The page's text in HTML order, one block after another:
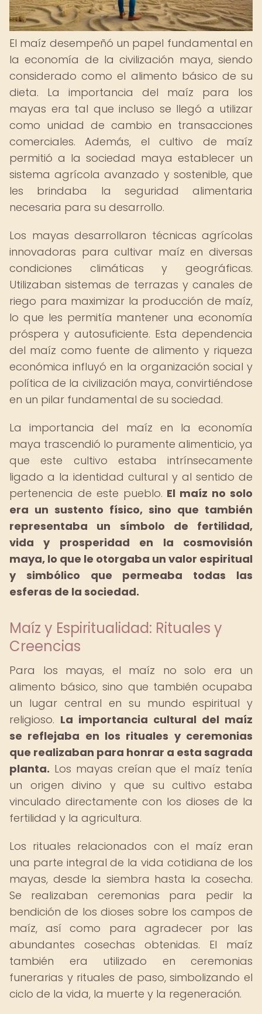
El maíz desempeñó un papel fundamental en
la economía de la civilización maya, siendo
considerado como el alimento básico de su
dieta. La importancia del maíz para los
mayas era tal que incluso se llegó a utilizar
como unidad de cambio en transacciones
comerciales. Además, el cultivo de maíz
permitió a la sociedad maya establecer un
sistema agrícola avanzado y sostenible, que
les brindaba la seguridad alimentaria
necesaria para su desarrollo.
Los mayas desarrollaron técnicas agrícolas
innovadoras para cultivar maíz en diversas
condiciones climáticas y geográficas.
Utilizaban sistemas de terrazas y canales de
riego para maximizar la producción de maíz,
lo que les permitía mantener una economía
próspera y autosuficiente. Esta dependencia
del maíz como fuente de alimento y riqueza
económica influyó en la organización social y
política de la civilización maya, convirtiéndose
en un pilar fundamental de su sociedad.
La importancia del maíz en la economía
maya trascendió lo puramente alimenticio, ya
que este cultivo estaba intrínsecamente
ligado a la identidad cultural y al sentido de
pertenencia de este pueblo. El maíz no solo
era un sustento físico, sino que también
representaba un símbolo de fertilidad,
vida y prosperidad en la cosmovisión
maya, lo que le otorgaba un valor espiritual
y simbólico que permeaba todas las
esferas de la sociedad.
Maíz y Espiritualidad: Rituales y
Creencias
Para los mayas, el maíz no solo era un
alimento básico, sino que también ocupaba
un lugar central en su mundo espiritual y
religioso. La importancia cultural del maíz
se reflejaba en los rituales y ceremonias
que realizaban para honrar a esta sagrada
planta. Los mayas creían que el maíz tenía
un origen divino y que su cultivo estaba
vinculado directamente con los dioses de la
fertilidad y la agricultura.
Los rituales relacionados con el maíz eran
una parte integral de la vida cotidiana de los
mayas, desde la siembra hasta la cosecha.
Se realizaban ceremonias para pedir la
bendición de los dioses sobre los campos de
maíz, así como para agradecer por las
abundantes cosechas obtenidas. El maíz
también era utilizado en ceremonias
funerarias y rituales de paso, simbolizando el
ciclo de la vida, la muerte y la regeneración.